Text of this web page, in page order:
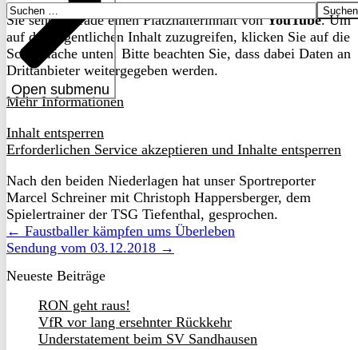
Open submenu
Suchen
nach:
Sie sehen gerade einen Platzhalterinhalt vonYouTube. Um
auf den eigentlichen Inhalt zuzugreifen, klicken Sie auf die
Schaltfläche unten. Bitte beachten Sie, dass dabei Daten an
Drittanbieter weitergegeben werden.
Mehr Informationen
Inhalt entsperren
Erforderlichen Service akzeptieren und Inhalte entsperren
Nach den beiden Niederlagen hat unser Sportreporter
Marcel Schreiner mit Christoph Happersberger, dem
Spielertrainer der TSG Tiefenthal, gesprochen.
← Faustballer kämpfen ums Überleben
Sendung vom 03.12.2018 →
Neueste Beiträge
RON geht raus!
VfR vor lang ersehnter Rückkehr
Understatement beim SV Sandhausen